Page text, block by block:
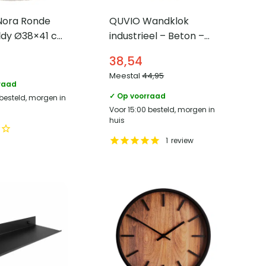
Ronde
Ø38×41 cm
morgen in
QUVIO Wandklok
industrieel – Beton –
38,54
Meestal44,95
✓ Op voorraad
Voor 15:00 besteld, morgen in
huis
1 review